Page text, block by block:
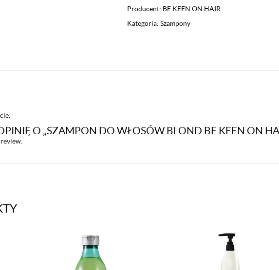
włosów
Be
No
Producent: BE KEEN ON HAIR
Kategoria: Szampony
O „SZAMPON DO WŁOSÓW BLOND BE KEEN ON